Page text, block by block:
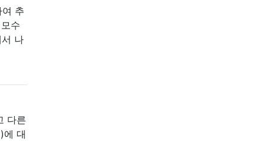
추
수
나
다른
에 대